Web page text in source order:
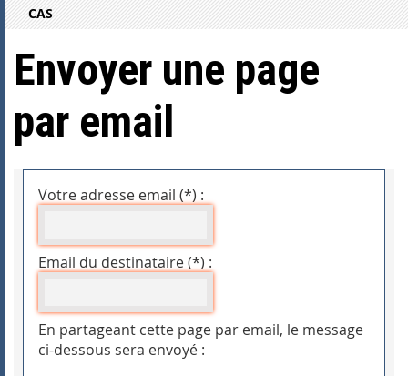
CAS
Envoyer une page
par email
Votre adresse email (*) :
Email du destinataire (*) :
En partageant cette page par email, le message
ci-dessous sera envoyé :